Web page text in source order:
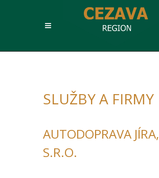
SLUŽBY A FIRMY
AUTODOPRAVA JÍRA,
S.R.O.